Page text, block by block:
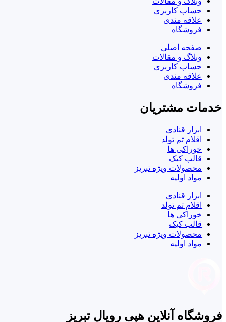
حساب کاربری
علاقه مندی
فروشگاه
صفحه اصلی
وبلاگ و مقالات
حساب کاربری
علاقه مندی
فروشگاه
خدمات مشتریان
ابزار قنادی
اقلام تم تولد
خوراکی ها
قالب کیک
محصولات ویژه تبریز
مواد اولیه
ابزار قنادی
اقلام تم تولد
خوراکی ها
قالب کیک
محصولات ویژه تبریز
مواد اولیه
فروشگاه آنلاین هپی رویال تبریز